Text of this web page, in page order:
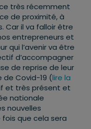
très récemment
de proximité, à
Car il va falloir être
entrepreneurs et
qui l’avenir va être
d’accompagner
de reprise de leur
de Covid-19 (lire la
et très présent et
nationale
nouvelles
que cela sera